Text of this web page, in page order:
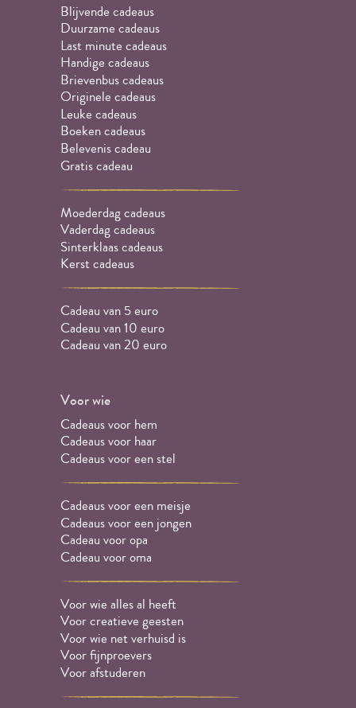
Blijvende cadeaus
Duurzame cadeaus
Last minute cadeaus
Handige cadeaus
Brievenbus cadeaus
Originele cadeaus
Leuke cadeaus
Boeken cadeaus
Belevenis cadeau
Gratis cadeau
Moederdag cadeaus
Vaderdag cadeaus
Sinterklaas cadeaus
Kerst cadeaus
Cadeau van 5 euro
Cadeau van 10 euro
Cadeau van 20 euro
Voor wie
Cadeaus voor hem
Cadeaus voor haar
Cadeaus voor een stel
Cadeaus voor een meisje
Cadeaus voor een jongen
Cadeau voor opa
Cadeau voor oma
Voor wie alles al heeft
Voor creatieve geesten
Voor wie net verhuisd is
Voor fijnproevers
Voor afstuderen